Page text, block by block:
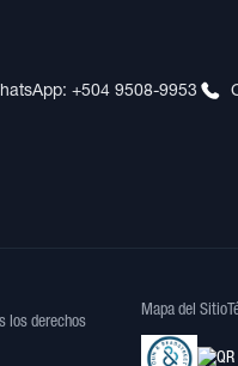
+504 9508-9953
los derechos
Mapa del Sitio